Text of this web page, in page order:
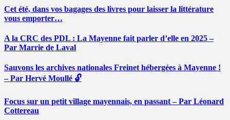
Cet été, dans vos bagages des livres pour laisser la littérature
vous emporter…
A la CRC des PDL : La Mayenne fait parler d’elle en 2025 –
Par Marrie de Laval
Sauvons les archives nationales Freinet hébergées à Mayenne !
– Par Hervé Moullé 🔓
Focus sur un petit village mayennais, en passant – Par Léonard
Cottereau